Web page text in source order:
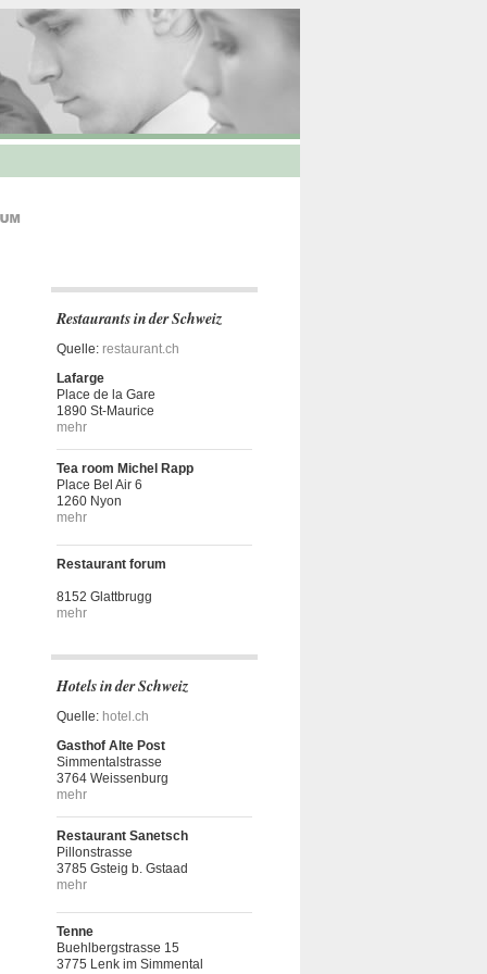
Restaurants in der Schweiz
Quelle: restaurant.ch
Lafarge
Place de la Gare
1890 St-Maurice
mehr
Tea room Michel Rapp
Place Bel Air 6
1260 Nyon
mehr
Restaurant forum
8152 Glattbrugg
mehr
Hotels in der Schweiz
Quelle: hotel.ch
Gasthof Alte Post
Simmentalstrasse
3764 Weissenburg
mehr
Restaurant Sanetsch
Pillonstrasse
3785 Gsteig b. Gstaad
mehr
Tenne
Buehlbergstrasse 15
3775 Lenk im Simmental